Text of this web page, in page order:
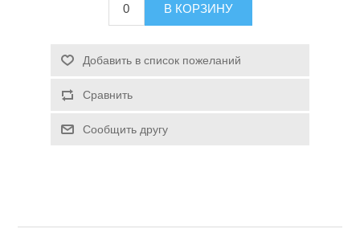
Спасательные средства
В КОРЗИНУ
Добавить в список пожеланий
Сравнить
Сообщить другу